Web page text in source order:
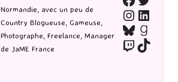
Normandie, avec un peu de
Country Blogueuse, Gameuse,
Photographe, Freelance, Manager
de JaME France
Bluesky
TwitchTikTok